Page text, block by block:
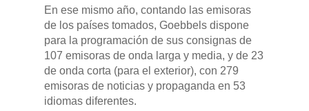
En ese mismo año, contando las emisoras
de los países tomados, Goebbels dispone
para la programación de sus consignas de
107 emisoras de onda larga y media, y de 23
de onda corta (para el exterior), con 279
emisoras de noticias y propaganda en 53
idiomas diferentes.